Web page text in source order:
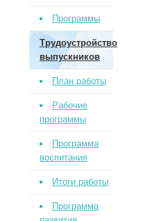
Программы
Трудоустройство
выпускников
План работы
Рабочие
программы
Программа
воспитания
Итоги работы
Программа